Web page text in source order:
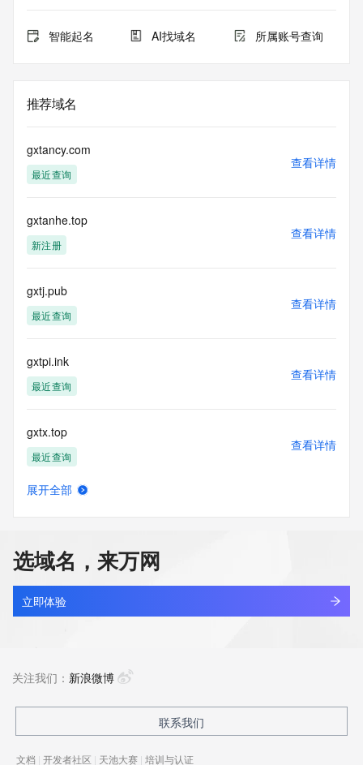
智能起名 AI找域名 所属账号查询
推荐域名
gxtancy.com
最近查询
查看详情
gxtanhe.top
新注册
查看详情
gxtj.pub
最近查询
查看详情
gxtpi.ink
最近查询
查看详情
gxtx.top
最近查询
查看详情
gxtzm.top
新注册
查看详情
最近查询
展开全部
选域名，来万网
立即体验
关注我们： 新浪微博
联系我们
文档 | 开发者社区 | 天池大赛 | 培训与认证